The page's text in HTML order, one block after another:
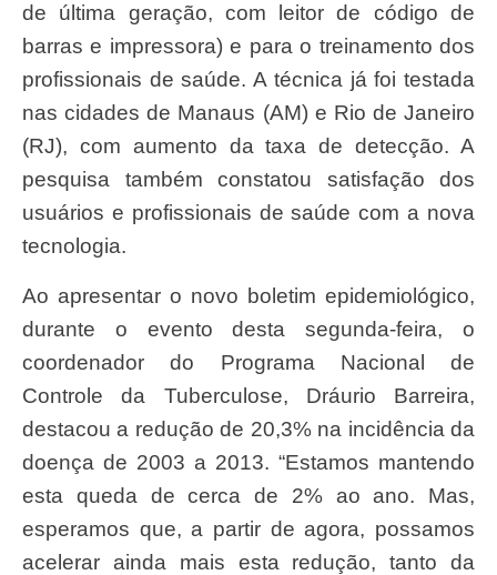
de última geração, com leitor de código de
barras e impressora) e para o treinamento dos
profissionais de saúde. A técnica já foi testada
nas cidades de Manaus (AM) e Rio de Janeiro
(RJ), com aumento da taxa de detecção. A
pesquisa também constatou satisfação dos
usuários e profissionais de saúde com a nova
tecnologia.
Ao apresentar o novo boletim epidemiológico,
durante o evento desta segunda-feira, o
coordenador do Programa Nacional de
Controle da Tuberculose, Dráurio Barreira,
destacou a redução de 20,3% na incidência da
doença de 2003 a 2013. “Estamos mantendo
esta queda de cerca de 2% ao ano. Mas,
esperamos que, a partir de agora, possamos
acelerar ainda mais esta redução, tanto da